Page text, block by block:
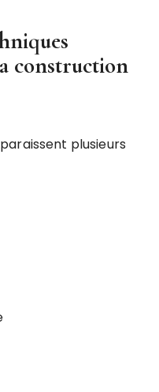
construction
plusieurs